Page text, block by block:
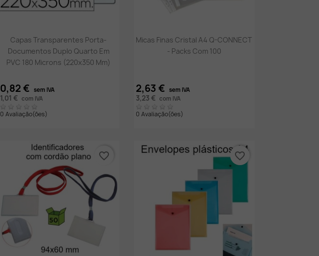
Vista rápida
Capas Transparentes Porta-
Documentos Duplo Quarto Em
PVC 180 Microns (220x350 Mm)
0,82 € sem IVA
1,01 € com IVA
0 Avaliação(ões)
 Vista rápida
Micas Finas Cristal A4 Q-CONNECT
- Packs Com 100
2,63 € sem IVA
3,23 € com IVA
0 Avaliação(ões)
favorite_border favorite_border